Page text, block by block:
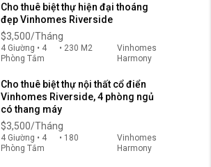
Cho thuê biệt thự hiện đại thoáng
đẹp Vinhomes Riverside
$3,500/Tháng
4 Giường • 4
Phòng Tắm
• 230 M2
Vinhomes
Harmony
Cho thuê biệt thự nội thất cổ điển
Vinhomes Riverside, 4 phòng ngủ
có thang máy
$3,500/Tháng
4 Giường • 4
Phòng Tắm
• 180
Vinhomes
Harmony